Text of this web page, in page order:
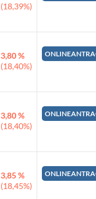
(18,39%)
3,80 %
(18,40%)
3,80 %
(18,40%)
3,85 %
(18,45%)